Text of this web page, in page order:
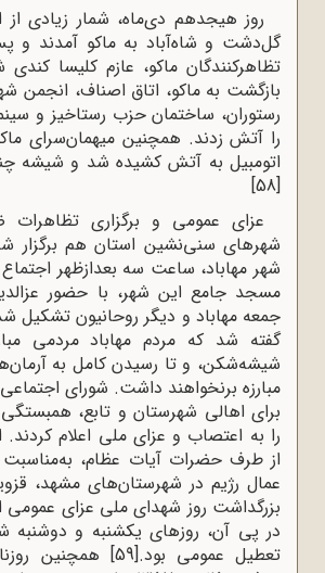
روز هیجدهم دی‌ماه، شمار زیادی
گل‌دشت و شاه‌آباد به ماکو آمدند و
تظاهرکنندگان ماکو، عازم کلیسا
بازگشت به ماکو، اتاق اصناف، انجمن
رستوران، ساختمان حزب رستاخیز و
را آتش زدند. همچنین میهمان‌سرای
اتومبیل به آتش کشیده شد و شیشه
[58]
عزای عمومی و برگزاری
شهرهای سنی‌نشین استان هم برگزار
شهر مهاباد، ساعت سه بعدازظهر اجتماع
مسجد جامع این شهر، با حضور
جمعه مهاباد و دیگر روحانیون تشکیل
گفته شد که مردم مهاباد مردمی
شیشه‌شکن، و تا رسیدن کامل به
مبارزه برنخواهند داشت. شورای
برای اهالی شهرستان و تابع،
را به اعتصاب و عزای ملی اعلام
از طرف حضرات آیات عظام، به‌مناسبت
عمال رژیم در شهرستان‌های مشهد،
بزرگداشت روز شهدای ملی عزای عمومی
در پی آن، روزهای یکشنبه و دوشنبه
تعطیل عمومی بود.[59]
همچنین